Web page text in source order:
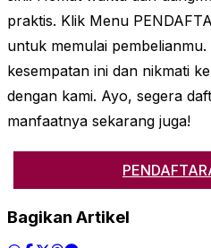
praktis. Klik Menu
untuk memulai
kesempatan ini dan nikmati
dengan kami. Ayo, segera
manfaatnya sekarang juga!
Bagikan Artikel